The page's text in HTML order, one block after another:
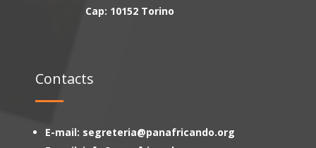
Cap: 10152 Torino
Contacts
E-mail: segreteria@panafricando.org